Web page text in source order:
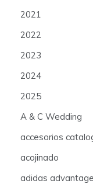
2021
2022
2023
2024
2025
A & C Wedding
accesorios
acojinado
adidas